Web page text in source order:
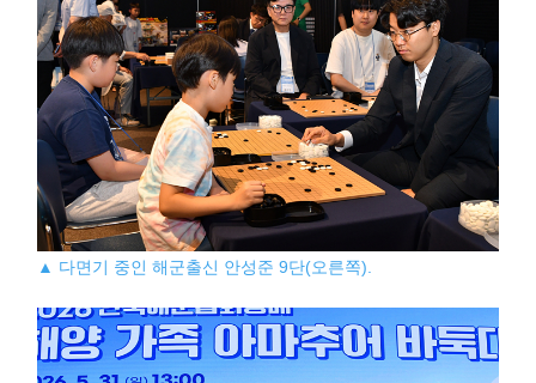
▲ 다면기 중인 해군출신 안성준 9단(오른쪽).